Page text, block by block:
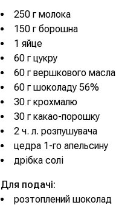
250 г молока
150 г борошна
1 яйце
60 г цукру
60 г вершкового масла
60 г шоколаду 56%
30 г крохмалю
30 г какао-порошку
2 ч. л. розпушувача
цедра 1-го апельсину
дрібка солі
Для подачі:
розтоплений шоколад